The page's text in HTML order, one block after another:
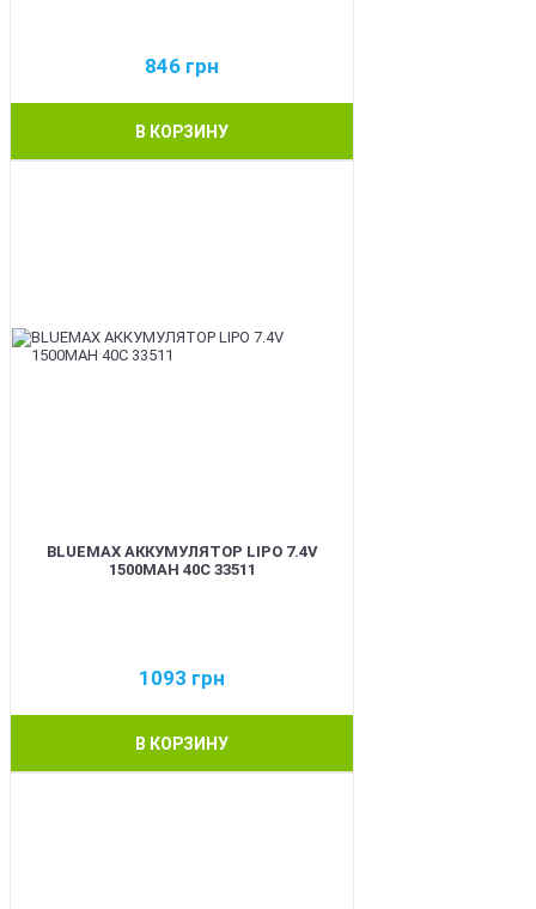
846 грн
В КОРЗИНУ
BLUEMAX АККУМУЛЯТОР LIPO 7.4V
1500MAH 40C 33511
1093 грн
В КОРЗИНУ